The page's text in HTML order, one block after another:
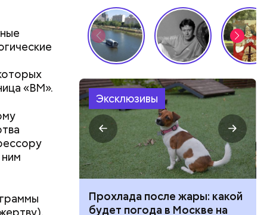
«ВМ».
Эксклюзивы
для
Прохлада после жары: какой
будет погода в Москве на